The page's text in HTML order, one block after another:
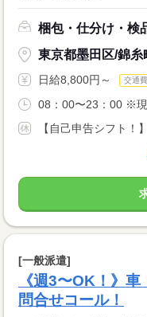
梱包・仕分け・検
東京都墨田区/錦糸
日給8,800円～ 交通
08：00〜23：00 ※
【自己申告シフト
[一般派遣]
《週3〜OK！》
問合せコール！